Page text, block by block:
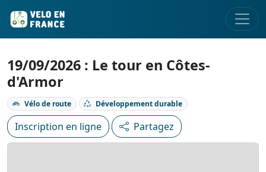
19/09/2026 : Le tour en Côtes-
d'Armor
Vélo de route Développement durable
Inscription en ligne Partagez